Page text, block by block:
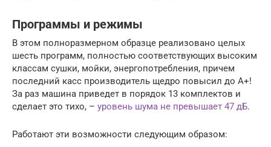
Программы и режимы
В этом полноразмерном образце реализовано целых
шесть программ, полностью соответствующих высоким
классам сушки, мойки, энергопотребления, причем
последний касс производитель щедро повысил до А+!
За раз машина приведет в порядок 13 комплектов и
сделает это тихо, – уровень шума не превышает 47 дБ.
Работают эти возможности следующим образом: